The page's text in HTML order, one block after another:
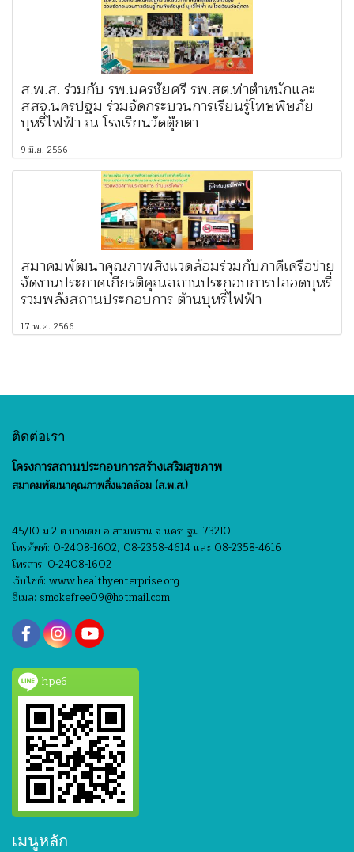
ส.พ.ส. ร่วมกับ รพ.นครชัยศรี รพ.สต.ท่าตำหนักและ
สสจ.นครปฐม ร่วมจัดกระบวนการเรียนรู้โทษพิษภัย
บุหรี่ไฟฟ้า ณ โรงเรียนวัดตุ๊กตา
9 มิ.ย. 2566
สมาคมพัฒนาคุณภาพสิ่งแวดล้อมร่วมกับภาคีเครือข่าย
จัดงานประกาศเกียรติคุณสถานประกอบการปลอดบุหรี่
รวมพลังสถานประกอบการ ต้านบุหรี่ไฟฟ้า
17 พ.ค. 2566
ติดต่อเรา
โครงการสถานประกอบการสร้างเสริมสุขภาพ
สมาคมพัฒนาคุณภาพสิ่งแวดล้อม (ส.พ.ส.)
45/10 ม.2 ต.บางเตย อ.สามพราน จ.นครปฐม 73210
โทรศัพท์: 0-2408-1602, 08-2358-4614 และ 08-2358-4616
โทรสาร: 0-2408-1602
เว็บไซต์: www.healthyenterprise.org
อีเมล: smokefree09@hotmail.com
hpe6
เมนูหลัก